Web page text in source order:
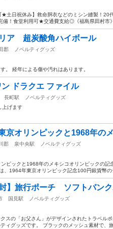
★土日祝休み】救命胴衣などのミシン縫製！
備！食堂利用可★交通費支給◎《福島県田村市
ア 超炭酸角ハイボール
郡
ノベルティグッズ
。 経年による傷や汚れはあります。
ドラクエ ファイル
長町駅
ノベルティグッズ
上げます
京オリンピックと1968年の
郡 泉中央駅
ノベルティグッズ
ンピックと1968年のメキシコオリンピックの
、1964年東京オリンピック記念100円銀貨幣の
封】旅行ポーチ ソフトバン
国見駅
ノベルティグッズ
スの「お父さん」がデザインされたトラベル
ィグッズです。 ブラックのメッシュ素材で、